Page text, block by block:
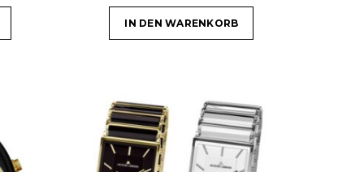
IN DEN WARENKORB